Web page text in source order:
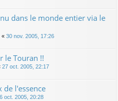
dans le monde entier via le
« 30 nov. 2005, 17:26
le Touran !!
27 oct. 2005, 22:17
de l'essence
oct. 2005, 20:28